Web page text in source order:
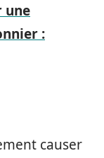
une
:
causer